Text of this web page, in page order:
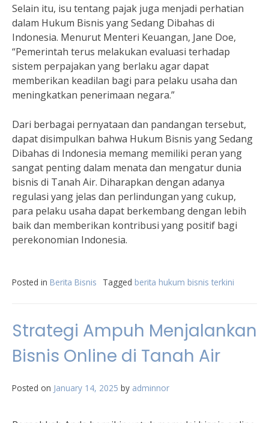
Selain itu, isu tentang pajak juga menjadi perhatian
dalam Hukum Bisnis yang Sedang Dibahas di
Indonesia. Menurut Menteri Keuangan, Jane Doe,
“Pemerintah terus melakukan evaluasi terhadap
sistem perpajakan yang berlaku agar dapat
memberikan keadilan bagi para pelaku usaha dan
meningkatkan penerimaan negara.”
Dari berbagai pernyataan dan pandangan tersebut,
dapat disimpulkan bahwa Hukum Bisnis yang Sedang
Dibahas di Indonesia memang memiliki peran yang
sangat penting dalam menata dan mengatur dunia
bisnis di Tanah Air. Diharapkan dengan adanya
regulasi yang jelas dan perlindungan yang cukup,
para pelaku usaha dapat berkembang dengan lebih
baik dan memberikan kontribusi yang positif bagi
perekonomian Indonesia.
Posted in Berita Bisnis Tagged berita hukum bisnis terkini
Strategi Ampuh Menjalankan
Bisnis Online di Tanah Air
Posted on January 14, 2025 by adminnor